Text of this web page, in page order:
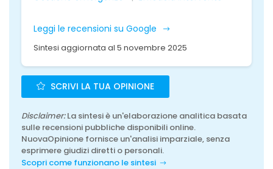
Leggi le recensioni su Google
Sintesi aggiornata al 5 novembre 2025
SCRIVI LA TUA OPINIONE
Disclaimer:La sintesi è un'elaborazione analitica basata
sulle recensioni pubbliche disponibili online.
NuovaOpinione fornisce un'analisi imparziale, senza
esprimere giudizi diretti o personali.
Scopri come funzionano le sintesi